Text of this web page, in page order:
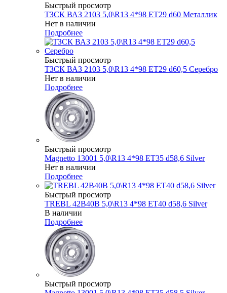
Быстрый просмотр
ТЗСК ВАЗ 2103 5,0\R13 4*98 ET29 d60 Металлик
Нет в наличии
Подробнее
Быстрый просмотр
ТЗСК ВАЗ 2103 5,0\R13 4*98 ET29 d60,5 Серебро
Нет в наличии
Подробнее
Быстрый просмотр
Magnetto 13001 5,0\R13 4*98 ET35 d58,6 Silver
Нет в наличии
Подробнее
Быстрый просмотр
TREBL 42B40B 5,0\R13 4*98 ET40 d58,6 Silver
В наличии
Подробнее
Быстрый просмотр